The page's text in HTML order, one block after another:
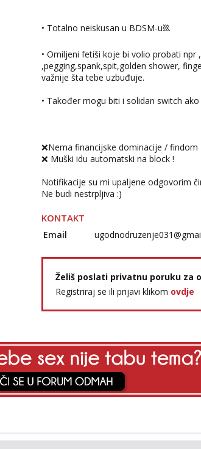
• Totalno neiskusan u BDSM-u⛓️.
• Omiljeni fetiši koje bi volio probati
,pegging,spank,spit,golden shower,
važnije šta tebe uzbuđuje.
• Također mogu biti i solidan switch ako
❌Nema financijske dominacije / findom
❌ Muški idu automatski na block !
Notifikacije su mi upaljene odgovorim
Ne budi nestrpljiva :)
KONTAKT
Email
Želiš poslati privatnu poruku za
Registriraj se ili prijavi klikom ovdje